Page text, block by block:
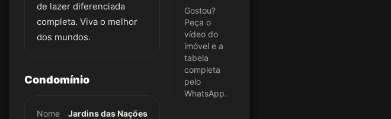
de lazer diferenciada
completa. Viva o melhor
dos mundos.
Condomínio
Nome Jardins das Nações
Gostou?
Peça o
vídeo do
imóvel e a
tabela
completa
pelo
WhatsApp.